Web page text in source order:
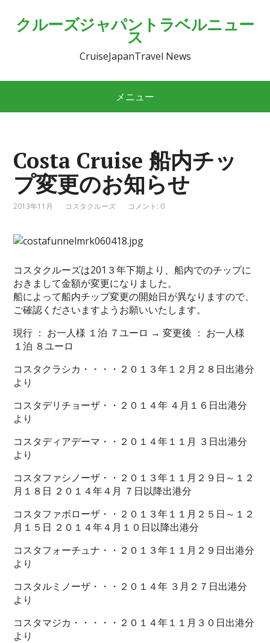
クルーズジャパントラベルニュー
ス
CruiseJapanTravel News
メニュー
Costa Cruise 船内チッ
プ変更のお知らせ
2013年11月 コスタクルーズ コメント: 0
コスタクルーズは201３年下期より、船内でのチップに
おきまして金額が変更になりました。
船によって船内チップ変更の開始日が異なりますので、
ご確認くださいますようお願いいたします。
現行 ： お一人様 １泊 ７ユーロ → 変更後 ： お一人様
１泊 ８ユーロ
コスタクラシカ・・・・２０１３年１２月２８日出港分
より
コスタデリチョーザ・・２０１４年 ４月１６日出港分
より
コスタディアデーマ・・２０１４年１１月 ３日出港分
より
コスタファシノーザ・・２０１３年１１月２９日～１２
月１８日 ２０１４年４月 ７日以降出港分
コスタファボローザ・・２０１３年１１月２５日～１２
月１５日 ２０１４年４月１０日以降出港分
コスタフォーチュナ・・２０１３年１１月２９日出港分
より
コスタルミノーザ・・・２０１４年 ３月２７日出港分
より
コスタマジカ・・・・・２０１４年１１月３０日出港分
より